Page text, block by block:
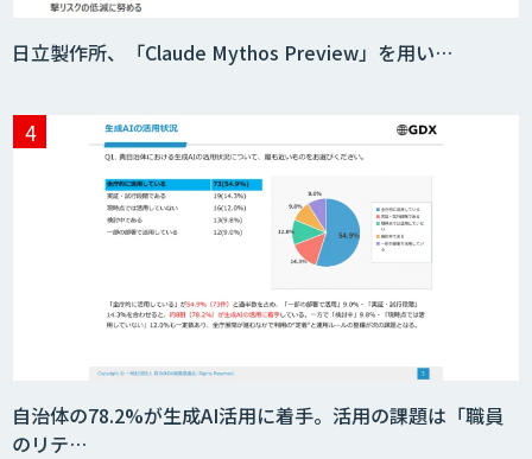
日立製作所、「Claude Mythos Preview」を用い…
自治体の78.2%が生成AI活用に着手。活用の課題は「職員
のリテ…